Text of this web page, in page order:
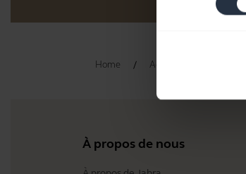
Home Accessoires
À propos de nous